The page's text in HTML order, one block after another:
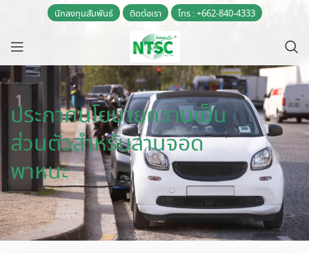
นักลงทุนสัมพันธ์ ติดต่อเรา โทร : +662-840-4333
ประกาศนโยบายความเป็น
ส่วนตัวสำหรับลานจอด
พาหนะ